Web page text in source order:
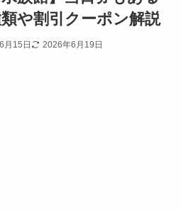
や割引クーポン解説
月15日 2026年6月19日